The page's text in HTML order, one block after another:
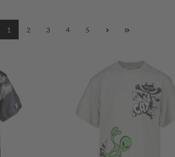
1 2 3 4 5